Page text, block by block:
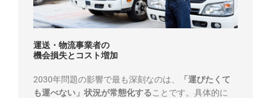
運送・物流事業者の
機会損失とコスト増加
2030年問題の影響で最も深刻なのは、
「運びたくて
も運べない」状況が常態化する ことです。具体的に